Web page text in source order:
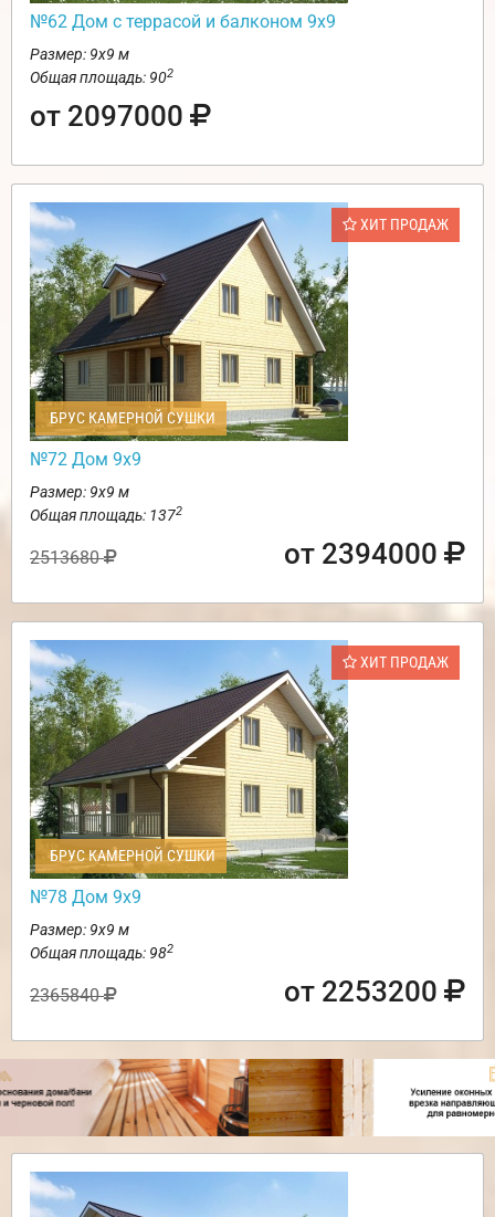
№62 Дом c террасой и балконом 9х9
Размер: 9х9 м
Общая площадь: 902
от 2097000
ХИТ ПРОДАЖ
БРУС КАМЕРНОЙ СУШКИ
№72 Дом 9х9
Размер: 9х9 м
Общая площадь: 1372
2513680 от 2394000
ХИТ ПРОДАЖ
БРУС КАМЕРНОЙ СУШКИ
№78 Дом 9х9
Размер: 9х9 м
Общая площадь: 982
2365840 от 2253200